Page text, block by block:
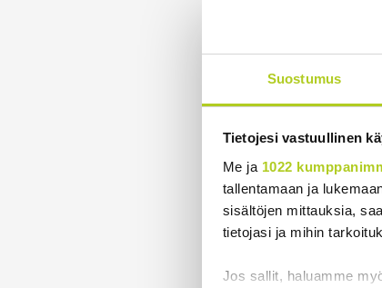
Suostumus
Tietojesi vastuullinen
Me ja 1022
tallentamaan ja
sisältöjen mittauksia,
tietojasi ja mihin
Jos sallit, haluamme